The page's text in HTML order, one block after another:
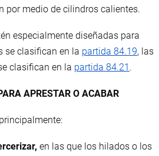
por medio de cilindros calientes.
especialmente diseñadas para
se clasifican en la partida 84.19, las
clasifican en la partida 84.21 .
APRESTAR O ACABAR
en las que los hilados o los